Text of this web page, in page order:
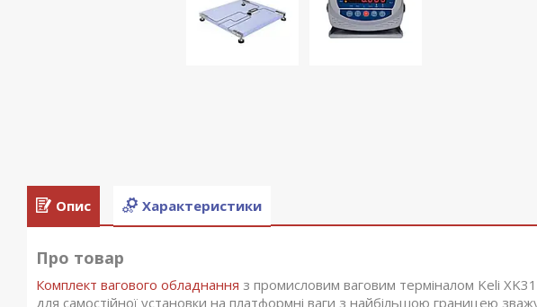
Опис Характеристики
Про товар
Комплект вагового обладнання з промисловим ваговим терміналом Keli
для самостійної установки на платформні ваги з найбільшою границею